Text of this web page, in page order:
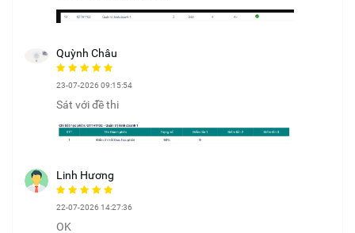
Quỳnh Châu
23-07-2026 09:15:54
Sát với đề thi
Linh Hương
22-07-2026 14:27:36
OK